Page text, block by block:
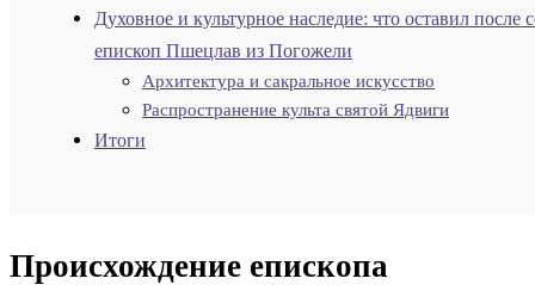
Духовное и культурное наследие: что оставил после
епископ Пшецлав из Погожели
Архитектура и сакральное искусство
Распространение культа святой Ядвиги
Итоги
Происхождение епископа